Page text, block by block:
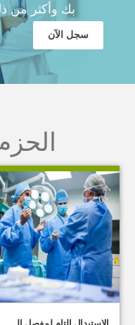
بك وأكثر من
سجل الآن